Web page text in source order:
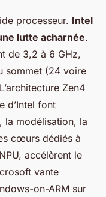
processeur. Intel
lutte acharnée.
de 3,2 à 6 GHz,
sommet (24 voire
Zen4
d’Intel font
la modélisation, la
cœurs dédiés à
accélèrent le
vante
on-ARM sur